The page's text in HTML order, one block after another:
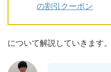
の割引クーポン
について解説していきます。